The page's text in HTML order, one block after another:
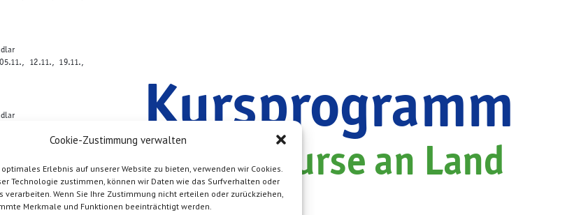
Cookie-Zustimmung verwalten
Erlebnis auf unserer Website zu bieten, verwenden wir Cookies.
Technologie zustimmen, können wir Daten wie das Surfverhalten oder
verarbeiten. Wenn Sie Ihre Zustimmung nicht erteilen oder zurückziehen,
Merkmale und Funktionen beeinträchtigt werden.
Kursprogramm
Fitnesskurse an Land
19.11.,
19.11.,
07.11., 14.11.,